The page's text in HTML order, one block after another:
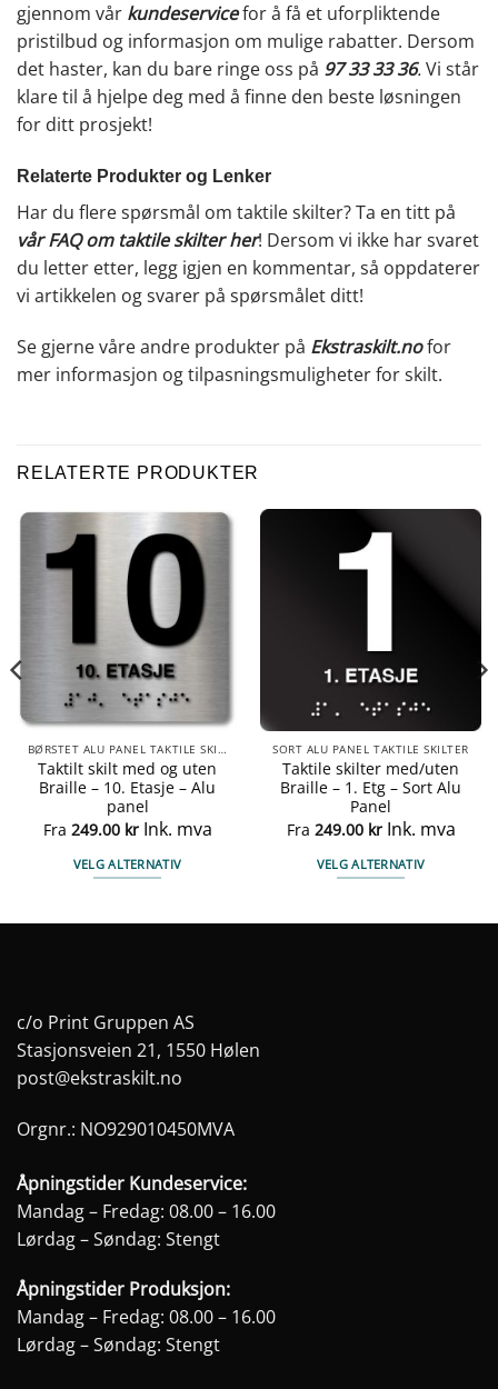
gjennom vår kundeservicefor å få et uforpliktende
pristilbud og informasjon om mulige rabatter. Dersom
det haster, kan du bare ringe oss på 97 33 33 36.Vi står
klare til å hjelpe deg med å finne den beste løsningen
for ditt prosjekt!
Relaterte Produkter og Lenker
Har du flere spørsmål om taktile skilter? Ta en titt på
vår FAQ om taktile skilter her! Dersom vi ikke har svaret
du letter etter, legg igjen en kommentar, så oppdaterer
vi artikkelen og svarer på spørsmålet ditt!
Se gjerne våre andre produkter på Ekstraskilt.nofor
mer informasjon og tilpasningsmuligheter for skilt.
RELATERTE PRODUKTER
BØRSTET ALU PANEL TAKTILE SKILTER
Taktilt skilt med og uten
Braille – 10. Etasje – Alu
panel
Fra 249.00 kr Ink. mva
VELG ALTERNATIV
kan
velges
på
SORT ALU PANEL TAKTILE SKILTER
Taktile skilter med/uten
Braille – 1. Etg – Sort Alu
Panel
Fra 249.00 kr Ink. mva
VELG ALTERNATIV
c/o Print Gruppen AS
Stasjonsveien 21, 1550 Hølen
post@ekstraskilt.no
Orgnr.: NO929010450MVA
Åpningstider Kundeservice:
Mandag – Fredag: 08.00 – 16.00
Lørdag – Søndag: Stengt
Åpningstider Produksjon:
Mandag – Fredag: 08.00 – 16.00
Lørdag – Søndag: Stengt